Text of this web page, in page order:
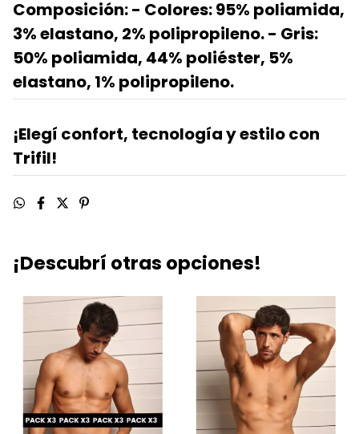
Composición:- Colores: 95% poliamida,
3% elastano, 2% polipropileno. - Gris:
50% poliamida, 44% poliéster, 5%
elastano, 1% polipropileno.
¡Elegí confort, tecnología y estilo con
Trifil!
¡Descubrí otras opciones!